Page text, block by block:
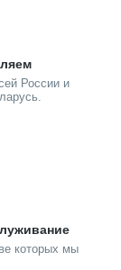
России и
которых мы